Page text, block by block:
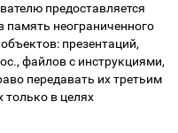
предоставляется
память неограниченного
презентаций,
файлов с инструкциями,
передавать их третьим
только в целях